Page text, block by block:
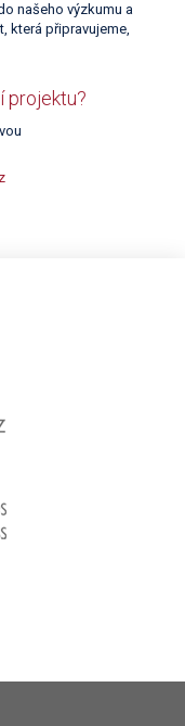
našeho výzkumu a
která připravujeme,
projektu?